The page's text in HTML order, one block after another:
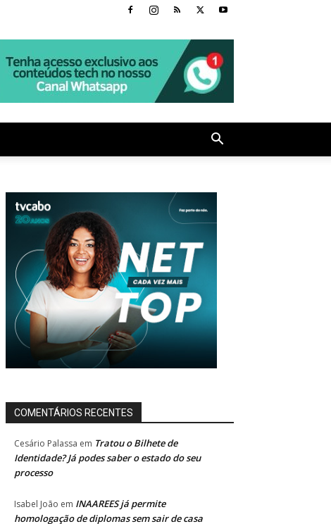
COMENTÁRIOS RECENTES
Cesário Palassa em Tratou o Bilhete de
Identidade? Já podes saber o estado do seu
processo
Isabel João em INAAREES já permite
homologação de diplomas sem sair de casa